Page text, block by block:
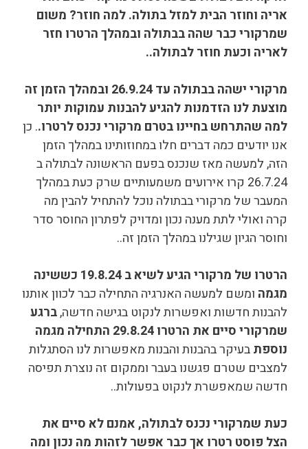
אריה וחוזר הבית למזל בתולה. למה חוזר? משום
שמרקורי כבר שהה בבתולה ובמהלך הרטרו חזר
לאריה וכעת חוזר לבתולה..
מרקורי ישהה בבתולה עד 26.9.24 ובמהלך הזמן זה
מוצעת לנו הזדמנות להגיע להבנות עמוקות יותר
למה שהתרחש בחיינו בטרם מרקורי נכנס לרטרו.. כן
אנו יודעים כמה דברים חלו במחוזותינו במהלך הזמן
הזה, למעשה מאז שנכנס בפעם הראשונה לבתולה ב
26.7.24 קרו אירועים משמעותיים שרק כעת במהלך
המעבר של מרקורי בבתולה נוכל להתחיל להבין מה
קרה ואולי לתת מענה נכון ומדויק לפתרון החוסר סדר
וחוסר הגיון שגילנו במהלך הזמן זה..
הרטרו של מרקורי הגיע לשיא ב 19.8.24 כששינה
מגמה ומשם למעשה האנרגיה התחילה כבר לכוון אותנו
להבנות חדשות ואפשרות לנקוט בגישה חדשה,ברגע
שמרקורי סיים את הרטרו 29.8.24 התחילה מגמה
נוספתבעיקר בהבנות והבנות מאפשרות לנו הסתגלות
למצבים שטרם פגשנו בעבר וממקום זה נוצרת תפיסה
חדשה שמאפשרת לנקוט בפעולות..
כעת שמרקורי נכנס לבתולה,אמנם לא סיים את
הצל פוסט רטרו אך כבר אפשר לזהות מה נכון ומה